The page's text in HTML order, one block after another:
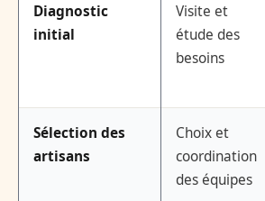
Diagnostic
initial
Visite et
étude des
besoins
Sélection des
artisans
Choix et
coordination
des équipes